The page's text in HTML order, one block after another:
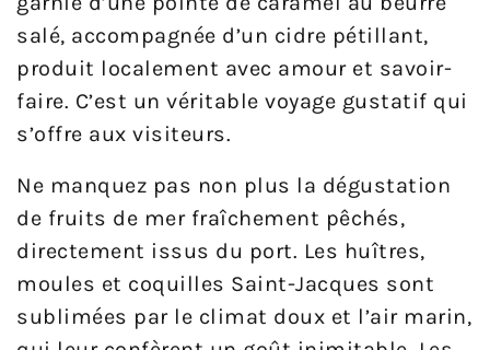
salé, accompagnée d’un cidre pétillant,
produit localement avec amour et savoir-
faire. C’est un véritable voyage gustatif qui
s’offre aux visiteurs.
Ne manquez pas non plus la dégustation
de fruits de mer fraîchement pêchés,
directement issus du port. Les huîtres,
moules et coquilles Saint-Jacques sont
sublimées par le climat doux et l’air marin,